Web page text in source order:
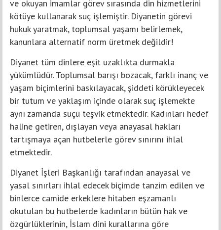
ve okuyan imamlar görev sırasında din hizmetlerini
kötüye kullanarak suç işlemiştir. Diyanetin görevi
hukuk yaratmak, toplumsal yaşamı belirlemek,
kanunlara alternatif norm üretmek değildir!
Diyanet tüm dinlere eşit uzaklıkta durmakla
yükümlüdür. Toplumsal barışı bozacak, farklı inanç ve
yaşam biçimlerini baskılayacak, şiddeti körükleyecek
bir tutum ve yaklaşım içinde olarak suç işlemekte
aynı zamanda suçu teşvik etmektedir. Kadınları hedef
haline getiren, dışlayan veya anayasal hakları
tartışmaya açan hutbelerle görev sınırını ihlal
etmektedir.
Diyanet İşleri Başkanlığı tarafından anayasal ve
yasal sınırları ihlal edecek biçimde tanzim edilen ve
binlerce camide erkeklere hitaben eşzamanlı
okutulan bu hutbelerde kadınların bütün hak ve
özgürlüklerinin, İslam dini kurallarına göre